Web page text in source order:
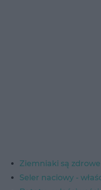
Ziemniaki są
Seler naciowy -